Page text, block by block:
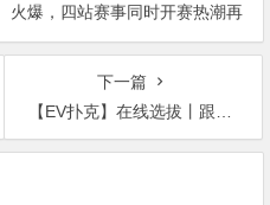
火爆，四站赛事同时开赛热潮再
起【365娱乐资讯网】
下一篇
【EV扑克】在线选拔丨跟着赛事去旅行！2023CSPG海峡杯®暨TJPT®国际扑克厦门选拔赛在线选拔现已开启！【365娱乐资讯网】